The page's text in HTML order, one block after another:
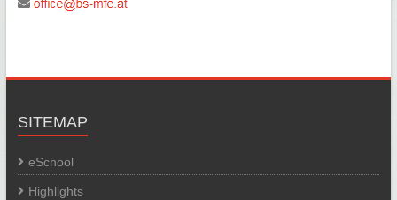
SITEMAP
eSchool
Highlights